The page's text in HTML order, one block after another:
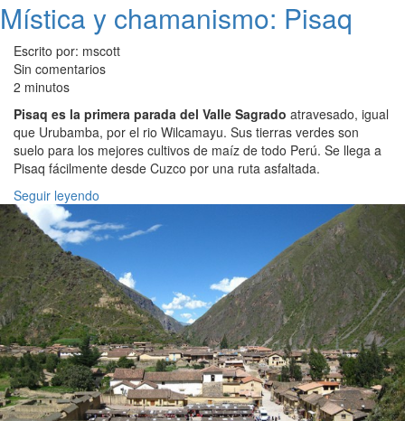
Mística y chamanismo: Pisaq
Escrito por: mscott
Sin comentarios
2 minutos
Pisaq es la primera parada del Valle Sagrado atravesado, igual
que Urubamba, por el rio Wilcamayu. Sus tierras verdes son
suelo para los mejores cultivos de maíz de todo Perú. Se llega a
Pisaq fácilmente desde Cuzco por una ruta asfaltada.
Seguir leyendo